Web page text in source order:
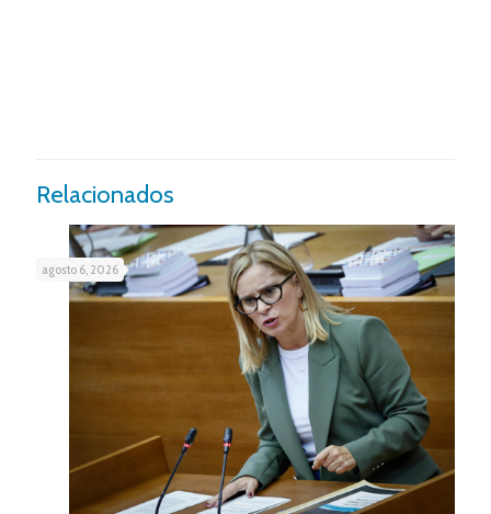
Relacionados
agosto 6, 2026